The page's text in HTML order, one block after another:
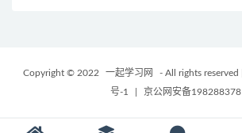
Copyright © 2022 一起学习网 - All rights reserved
号-1
京公网安备198288378